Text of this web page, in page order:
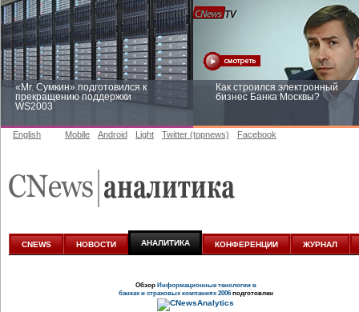
«Mr. Сумкин» подготовился к
прекращению поддержки
WS2003
Как строился электронный
бизнес Банка Москвы?
аналитике
English Mobile Android Light Twitter (topnews) Facebook
CNEWS НОВОСТИ АНАЛИТИКА КОНФЕРЕНЦИИ ЖУРНАЛ
Обзор Информационные тенологии в
банках и страховых компаниях 2006подготовлен